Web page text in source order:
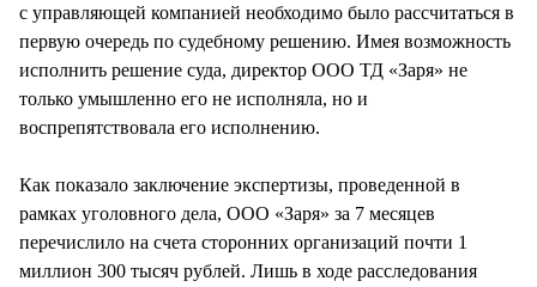
с управляющей компанией необходимо было рассчитаться в
первую очередь по судебному решению. Имея возможность
исполнить решение суда, директор ООО ТД «Заря» не
только умышленно его не исполняла, но и
воспрепятствовала его исполнению.
Как показало заключение экспертизы, проведенной в
рамках уголовного дела, ООО «Заря» за 7 месяцев
перечислило на счета сторонних организаций почти 1
миллион 300 тысяч рублей. Лишь в ходе расследования